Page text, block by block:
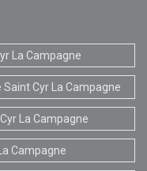
La Campagne
Cyr La Campagne
La Campagne
Campagne